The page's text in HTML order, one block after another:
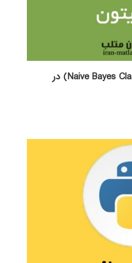
دسته بندی کننده بیز (Naive Bayes Classifier) در